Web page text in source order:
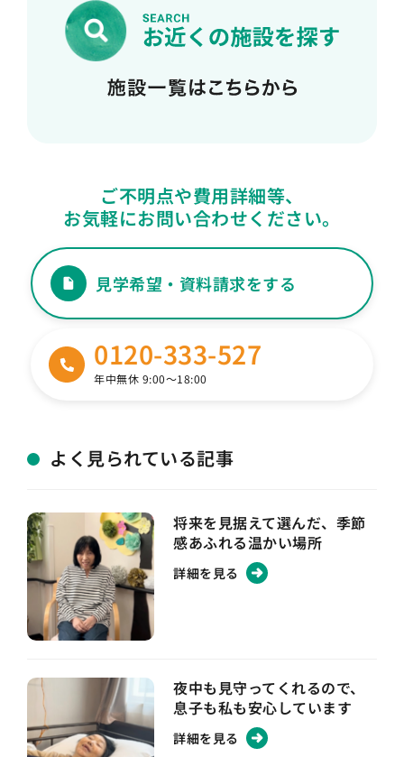
ご不明点や費用詳細等、
お気軽にお問い合わせください。
見学希望・資料請求をする
0120-333-527
年中無休 9:00〜18:00
よく見られている記事
将来を見据えて選んだ、季節
感あふれる温かい場所
詳細を見る
夜中も見守ってくれるので、
息子も私も安心しています
詳細を見る